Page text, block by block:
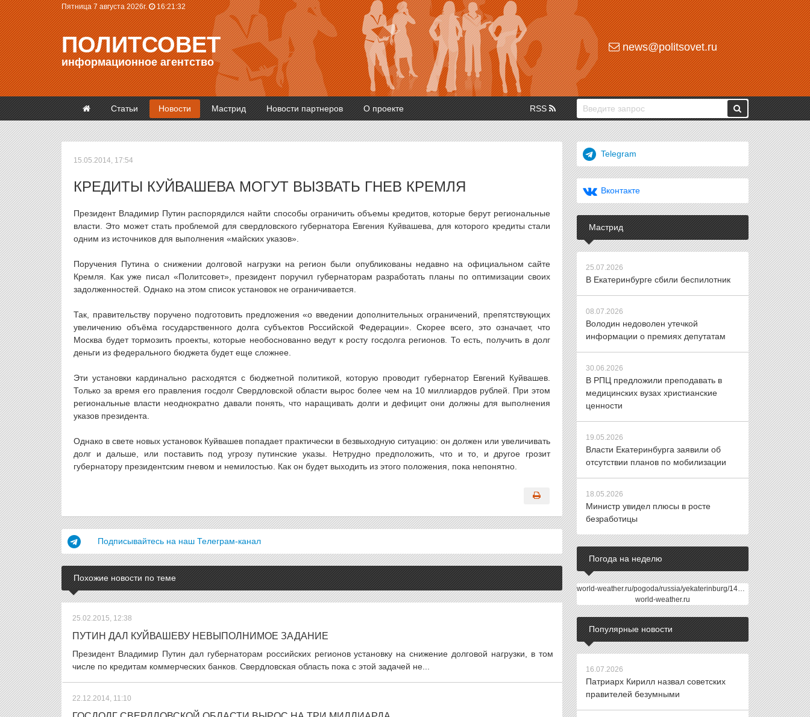
Пятница 7 августа 2026г. 16:21:32
ПОЛИТСОВЕТ
информационное агентство
news@politsovet.ru
Статьи Новости Мастрид Новости партнеров О проекте RSS
15.05.2014, 17:54
КРЕДИТЫ КУЙВАШЕВА МОГУТ ВЫЗВАТЬ ГНЕВ КРЕМЛЯ
Президент Владимир Путин распорядился найти способы ограничить объемы кредитов, которые берут региональные
власти. Это может стать проблемой для свердловского губернатора Евгения Куйвашева, для которого кредиты стали
одним из источников для выполнения «майских указов».
Поручения Путина о снижении долговой нагрузки на регион были опубликованы недавно на официальном сайте
Кремля. Как уже писал «Политсовет», президент поручил губернаторам разработать планы по оптимизации своих
задолженностей. Однако на этом список установок не ограничивается.
Так, правительству поручено подготовить предложения «о введении дополнительных ограничений, препятствующих
увеличению объёма государственного долга субъектов Российской Федерации». Скорее всего, это означает, что
Москва будет тормозить проекты, которые необоснованно ведут к росту госдолга регионов. То есть, получить в долг
деньги из федерального бюджета будет еще сложнее.
Эти установки кардинально расходятся с бюджетной политикой, которую проводит губернатор Евгений Куйвашев.
Только за время его правления госдолг Свердловской области вырос более чем на 10 миллиардов рублей. При этом
региональные власти неоднократно давали понять, что наращивать долги и дефицит они должны для выполнения
указов президента.
Однако в свете новых установок Куйвашев попадает практически в безвыходную ситуацию: он должен или увеличивать
долг и дальше, или поставить под угрозу путинские указы. Нетрудно предположить, что и то, и другое грозит
губернатору президентским гневом и немилостью. Как он будет выходить из этого положения, пока непонятно.
Подписывайтесь на наш Телеграм-канал
Похожие новости по теме
25.02.2015, 12:38
ПУТИН ДАЛ КУЙВАШЕВУ НЕВЫПОЛНИМОЕ ЗАДАНИЕ
Президент Владимир Путин дал губернаторам российских регионов установку на снижение долговой нагрузки, в том
числе по кредитам коммерческих банков. Свердловская область пока с этой задачей не...
22.12.2014, 11:10
Telegram
Вконтакте
Мастрид
25.07.2026
В Екатеринбурге сбили беспилотник
08.07.2026
Володин недоволен утечкой
информации о премиях депутатам
30.06.2026
В РПЦ предложили преподавать в
медицинских вузах христианские
ценности
19.05.2026
Власти Екатеринбурга заявили об
отсутствии планов по мобилизации
18.05.2026
Министр увидел плюсы в росте
безработицы
Погода на неделю
world-weather.ru/pogoda/russia/yekaterinburg/14days/
world-weather.ru
Популярные новости
16.07.2026
Патриарх Кирилл назвал советских
правителей безумными